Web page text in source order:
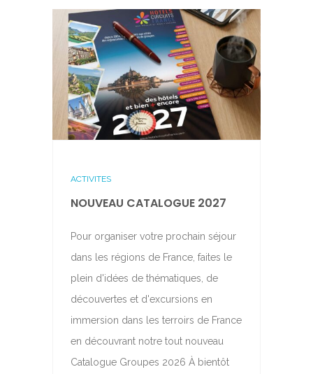
ACTIVITES
NOUVEAU CATALOGUE 2027
Pour organiser votre prochain séjour
dans les régions de France, faites le
plein d'idées de thématiques, de
découvertes et d'excursions en
immersion dans les terroirs de France
en découvrant notre tout nouveau
Catalogue Groupes 2026 À bientôt